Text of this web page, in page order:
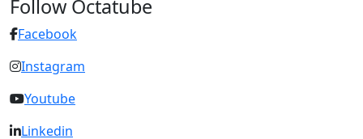
Follow Octatube
Facebook
Instagram
Youtube
Linkedin